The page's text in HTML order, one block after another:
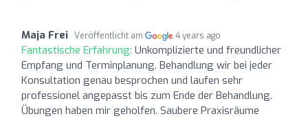
Maja Frei Veröffentlicht am 4 years ago
Fantastische Erfahrung: Unkomplizierte und freundlicher
Empfang und Terminplanung. Behandlung wir bei jeder
Konsultation genau besprochen und laufen sehr
professionel angepasst bis zum Ende der Behandlung.
Übungen haben mir geholfen. Saubere Praxisräume